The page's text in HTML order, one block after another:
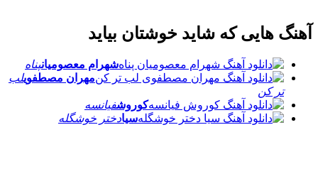
آهنگ هایی که شاید خوشتان بیاید
شهرام معصومیانپناه
مهران مصطفویلب
تر کن
کوروشفیانسه
سیادختر خوشگله